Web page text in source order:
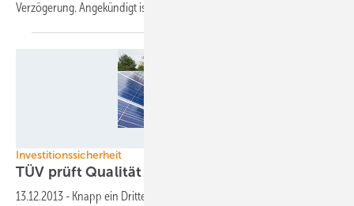
Verzögerung. Angekündigt ist sie seit knapp zwei
Investitionssicherheit
TÜV prüft Qualität von
13.12.2013 - Knapp ein Drittel der vom TÜV Rheinland in diesem Jahr